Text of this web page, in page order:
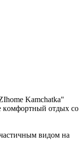
Kamchatka"
кoмфoртный отдых co
видом на